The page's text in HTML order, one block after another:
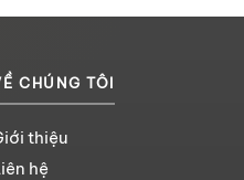
CHÚNG TÔI
thiệu
hệ